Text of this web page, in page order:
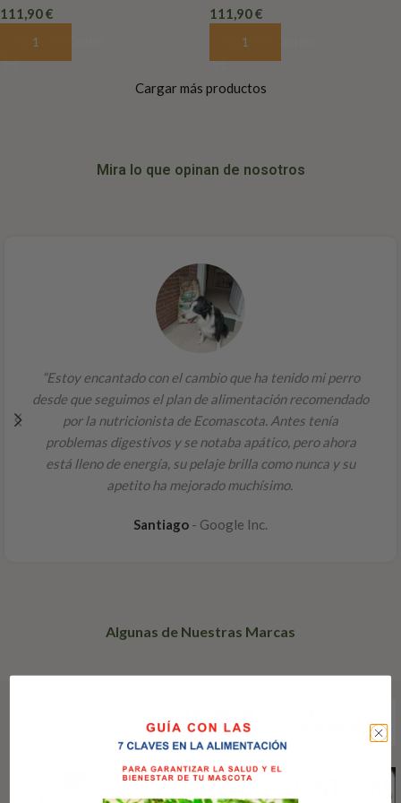
111,90€
Añadir Al Carrito
111,90€
Añadir Al Carrito
Cargar más productos
Mira lo que opinan de nosotros
“Estoy encantado con el cambio que ha tenido mi perro
desde que seguimos el plan de alimentación recomendado
por la nutricionista de Ecomascota. Antes tenía
problemas digestivos y se notaba apático, pero ahora
está lleno de energía, su pelaje brilla como nunca y su
apetito ha mejorado muchísimo.
Santiago Google Inc.
Algunas de Nuestras Marcas